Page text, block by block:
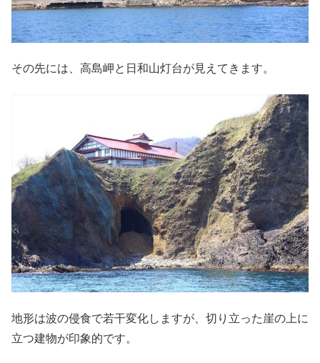
その先には、高島岬と日和山灯台が見えてきます。
地形は波の侵食で若干変化しますが、切り立った崖の上に
立つ建物が印象的です。